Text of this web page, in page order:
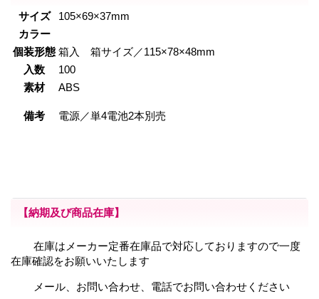
サイズ
105×69×37mm
カラー
個装形態 箱入 箱サイズ／115×78×48mm
入数
100
素材
ABS
備考 電源／単4電池2本別売
【納期及び商品在庫】
在庫はメーカー定番在庫品で対応しておりますので一度
在庫確認をお願いいたします
メール、お問い合わせ、電話でお問い合わせください